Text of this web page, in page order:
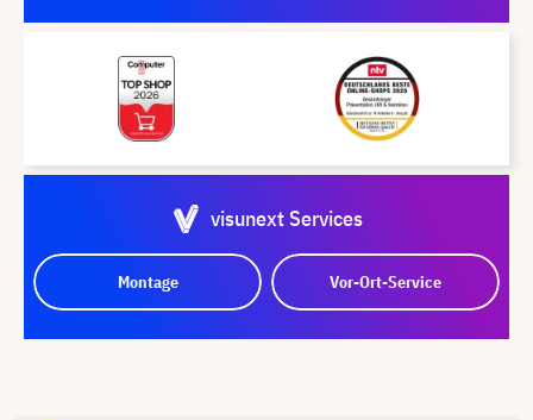
visunext Services
Montage Vor-Ort-Service